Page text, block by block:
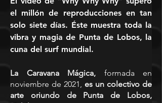
el millón de reproducciones en tan
solo siete días. Éste muestra toda la
vibra y magia de Punta de Lobos, la
cuna del surf mundial.
La Caravana Mágica, formada en
noviembre de 2021, es un colectivo de
arte oriundo de Punta de Lobos,